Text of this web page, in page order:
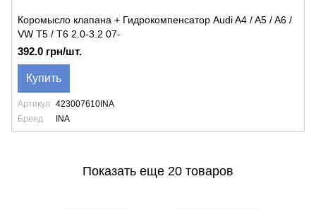
Коромысло клапана + Гидрокомпенсатор Audi A4 / A5 / A6 /
VW T5 / T6 2.0-3.2 07-
392.0 грн/шт.
Купить
Артикул
423007610INA
Бренд
INA
Показать еще 20 товаров